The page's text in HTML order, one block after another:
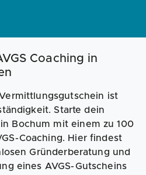
Businessplan Fördermittel
Coaching in
ist
Starte dein
Bochum mit einem zu 100
Coaching. Hier findest
Gründerberatung und
eines AVGS-Gutscheins